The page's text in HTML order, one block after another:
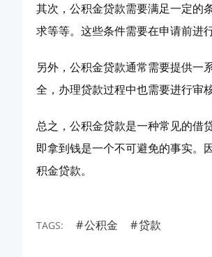
其次，公积金贷款需要满足一定的
求等等。这些条件需要在申请前进
另外，公积金贷款通常需要提供一
全，办理贷款过程中也需要进行审
总之，公积金贷款是一种常见的借
即拿到钱是一个不可避免的事实。
积金贷款。
TAGS: 公积金 贷款